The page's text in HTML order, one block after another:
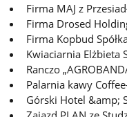
Firma MAJ z
Firma Drosed
Firma Kopbud
Kwiaciarnia Elżbieta
Ranczo
Palarnia kawy
Górski Hotel &amp;